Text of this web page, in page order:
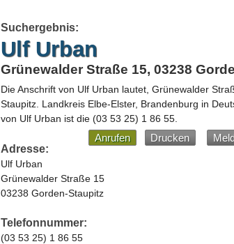
Suchergebnis:
Ulf Urban
Grünewalder Straße 15, 03238
Die Anschrift von Ulf Urban lautet, Grünewalder
Staupitz. Landkreis Elbe-Elster, Brandenburg in
von Ulf Urban ist die (03 53 25) 1 86 55.
Anrufen Drucken
Adresse:
Ulf Urban
Grünewalder Straße 15
03238 Gorden-Staupitz
Telefonnummer:
(03 53 25) 1 86 55